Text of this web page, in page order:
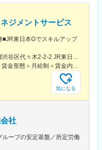
・プランナー制度） 東京海上
TOP QUALITY ＆ VALUEの
入社3か月目以降から始まる保
火災株式会社主催の研修を受講
後は、直行直帰も取り入れつ
わせて柔軟に組むことができ
ためワークライフバランスを重
先（東京海上日動火災保険）
ジメントサービス
東日本Gでスキルアップ
気になる
社
ループの安定基盤／所定労働